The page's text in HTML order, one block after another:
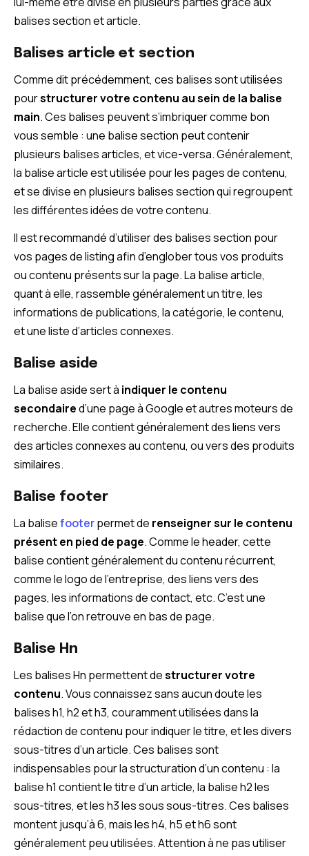
balises section et article.
Balises article et section
Comme dit précédemment, ces balises sont utilisées
pourstructurer votre contenu au sein de la balise
main. Ces balises peuvent s’imbriquer comme bon
vous semble : une balise section peut contenir
plusieurs balises articles, et vice-versa. Généralement,
la balise article est utilisée pour les pages de contenu,
et se divise en plusieurs balises section qui regroupent
les différentes idées de votre contenu.
Il est recommandé d’utiliser des balises section pour
vos pages de listing afin d’englober tous vos produits
ou contenu présents sur la page. La balise article,
quant à elle, rassemble généralement un titre, les
informations de publications, la catégorie, le contenu,
et une liste d’articles connexes.
Balise aside
La balise aside sert à indiquer le contenu
secondaired’une page à Google et autres moteurs de
recherche. Elle contient généralement des liens vers
des articles connexes au contenu, ou vers des produits
similaires.
Balise footer
La balisefooterpermet de renseigner sur le contenu
présent en pied de page. Comme le header, cette
balise contient généralement du contenu récurrent,
comme le logo de l’entreprise, des liens vers des
pages, les informations de contact, etc. C’est une
balise que l’on retrouve en bas de page.
Balise Hn
Les balises Hn permettent destructurer votre
contenu. Vous connaissez sans aucun doute les
balises h1, h2 et h3, couramment utilisées dans la
rédaction de contenu pour indiquer le titre, et les divers
sous-titres d’un article. Ces balises sont
indispensables pour la structuration d’un contenu : la
balise h1 contient le titre d’un article, la balise h2 les
sous-titres, et les h3 les sous sous-titres. Ces balises
montent jusqu’à 6, mais les h4, h5 et h6 sont
généralement peu utilisées. Attention à ne pas utiliser